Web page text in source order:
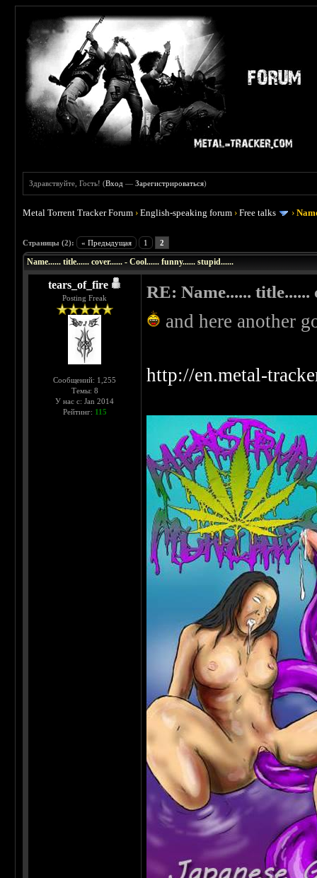
Здравствуйте, Гость! (Вход —Зарегистрироваться)
Metal Torrent Tracker Forum ›English-speaking forum ›Free talks ›
Страницы (2): « Предыдущая 1 2
Name...... title...... cover...... - Cool...... funny...... stupid......
tears_of_fire
Posting Freak
Сообщений: 1,255
Темы: 8
У нас с: Jan 2014
Рейтинг: 115
RE: Name...... title......
and here another
http://en.metal-